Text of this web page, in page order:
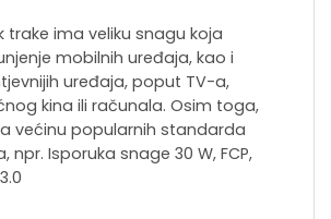
trake ima veliku snagu koja
mobilnih uređaja, kao i
uređaja, poput TV-a,
kina ili računala. Osim toga,
većinu popularnih standarda
npr. Isporuka snage 30 W, FCP,